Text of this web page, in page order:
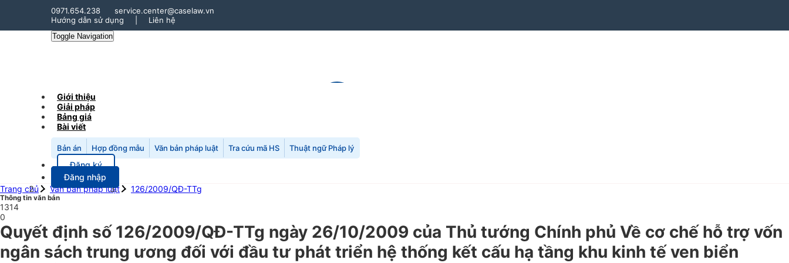
0971.654.238
service.center@caselaw.vn
Hướng dẫn sử dụng
Liên hệ
Toggle Navigation
Giới thiệu
Giải pháp
Bảng giá
Bài viết
Bản án Hợp đồng mẫu Văn bản pháp luật Tra cứu mã HS Thuật ngữ Pháp lý
Đăng ký
Đăng nhập
Trang chủ
Văn bản pháp luật 126/2009/QĐ-TTg
Thông tin văn bản
1314
0
Quyết định số 126/2009/QĐ-TTg ngày 26/10/2009 của Thủ tướng Chính phủ Về cơ chế hỗ trợ vốn
ngân sách trung ương đối với đầu tư phát triển hệ thống kết cấu hạ tầng khu kinh tế ven biển